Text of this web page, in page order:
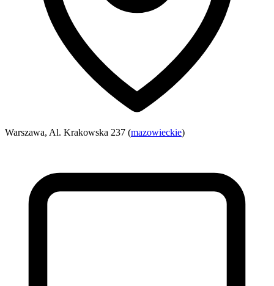
Warszawa, Al. Krakowska 237 (mazowieckie)